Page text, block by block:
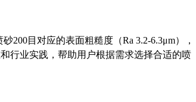
200目对应的表面粗糙度（Ra 3.2-6.3μm），
行业实践，帮助用户根据需求选择合适的喷